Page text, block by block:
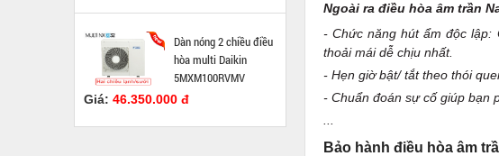
Dàn nóng 2 chiều điều
hòa multi Daikin
5MXM100RVMV
Giá: 46.350.000 đ
Ngoài ra điều hòa âm trần
- Chức năng hút ẩm độc lập:
thoải mái dễ chịu nhất.
- Hẹn giờ bật/ tắt theo thói
- Chuẩn đoán sự cố giúp bạn
Bảo hành điều hòa âm